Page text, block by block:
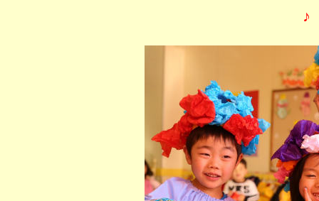
♪